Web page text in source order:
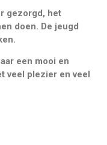
gezorgd, het
doen. De jeugd
een mooi en
veel plezier en veel